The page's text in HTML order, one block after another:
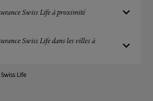
Swiss Life à proximité
Swiss Life dans les villes à
Life